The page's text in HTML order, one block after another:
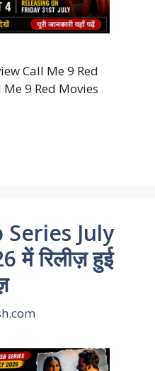
Call Me 9 Red
Me 9 Red Movies
July
में रिलीज़ हुई